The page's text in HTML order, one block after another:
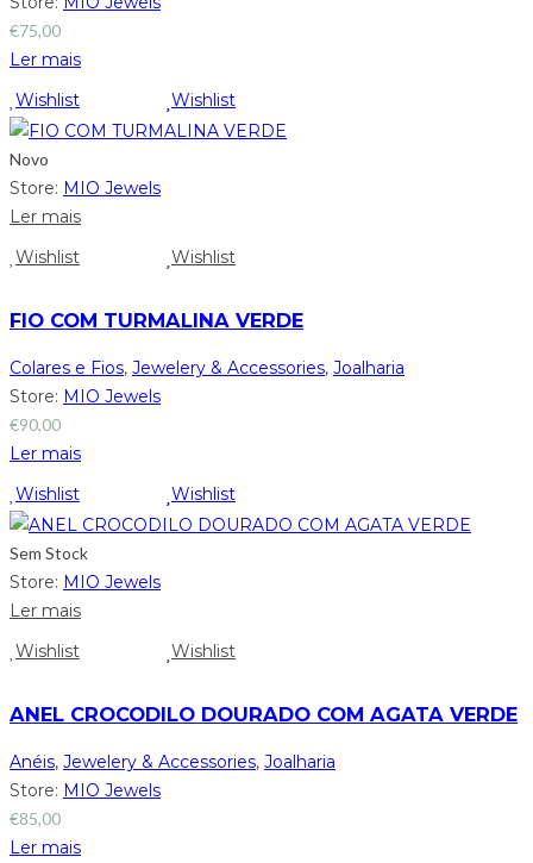
€75,00
Ler mais
Wishlist
Wishlist
Novo
Store: MIO Jewels
Ler mais
Wishlist
Wishlist
FIO COM TURMALINA VERDE
Colares e Fios, Jewelery & Accessories, Joalharia
Store: MIO Jewels
€90,00
Ler mais
Wishlist
Wishlist
Sem Stock
Store: MIO Jewels
Ler mais
Wishlist
Wishlist
ANEL CROCODILO DOURADO COM AGATA VERDE
Anéis, Jewelery & Accessories, Joalharia
Store: MIO Jewels
€85,00
Ler mais